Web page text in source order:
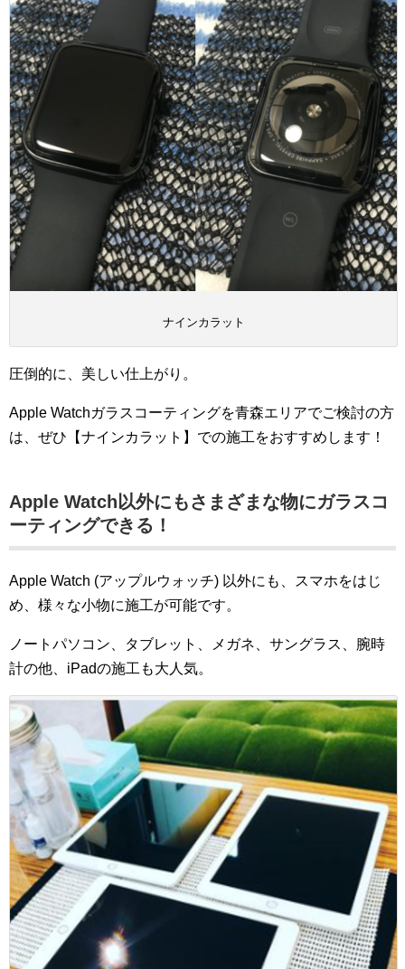
ナインカラット
圧倒的に、美しい仕上がり。
Apple Watchガラスコーティングを青森エリアでご検討の方
は、ぜひ【ナインカラット】での施工をおすすめします！
Apple Watch以外にもさまざまな物にガラスコ
ーティングできる！
Apple Watch (アップルウォッチ) 以外にも、スマホをはじ
め、様々な小物に施工が可能です。
ノートパソコン、タブレット、メガネ、サングラス、腕時
計の他、iPadの施工も大人気。